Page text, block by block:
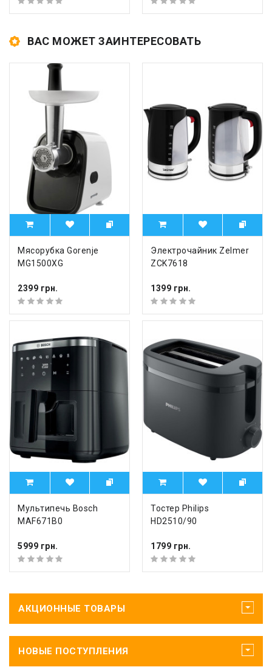
ВАС МОЖЕТ ЗАИНТЕРЕСОВАТЬ
Мясорубка Gorenje
MG1500XG
2399 грн.
Электрочайник Zelmer
ZCK7618
1399 грн.
Мультипечь Bosch
MAF671B0
5999 грн.
Тостер Philips
HD2510/90
1799 грн.
АКЦИОННЫЕ ТОВАРЫ
НОВЫЕ ПОСТУПЛЕНИЯ